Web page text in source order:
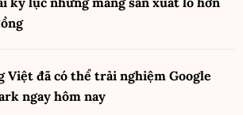
Việt đã có thể trải nghiệm Google
ngay hôm nay